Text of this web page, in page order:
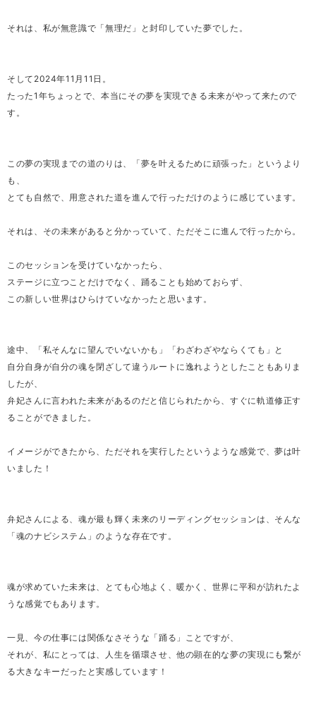
それは、私が無意識で「無理だ」と封印していた夢でした。
そして2024年11月11日。
たった1年ちょっとで、本当にその夢を実現できる未来がやって来たので
す。
この夢の実現までの道のりは、「夢を叶えるために頑張った」というより
も、
とても自然で、用意された道を進んで行っただけのように感じています。
それは、その未来があると分かっていて、ただそこに進んで行ったから。
このセッションを受けていなかったら、
ステージに立つことだけでなく、踊ることも始めておらず、
この新しい世界はひらけていなかったと思います。
途中、「私そんなに望んでいないかも」「わざわざやならくても」と
自分自身が自分の魂を閉ざして違うルートに逸れようとしたこともありま
したが、
弁妃さんに言われた未来があるのだと信じられたから、すぐに軌道修正す
ることができました。
イメージができたから、ただそれを実行したというような感覚で、夢は叶
いました！
弁妃さんによる、魂が最も輝く未来のリーディングセッションは、そんな
「魂のナビシステム」のような存在です。
魂が求めていた未来は、とても心地よく、暖かく、世界に平和が訪れたよ
うな感覚でもあります。
一見、今の仕事には関係なさそうな「踊る」ことですが、
それが、私にとっては、人生を循環させ、他の顕在的な夢の実現にも繋が
る大きなキーだったと実感しています！